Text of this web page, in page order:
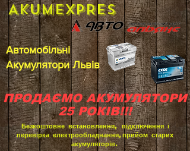
Безкоштовне встановлення, підключення і
перевірка електрообладнання,прийом старих
акумуляторів.
AkumEXPRES
Автомобільні
Акумулятори Львів
ПРОДАЄМО АКУМУЛЯТОРИ
25 РОКІВ!!!